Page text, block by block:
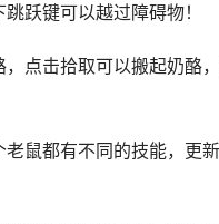
跃键可以越过障碍物！
点击拾取可以搬起奶酪
鼠都有不同的技能，更